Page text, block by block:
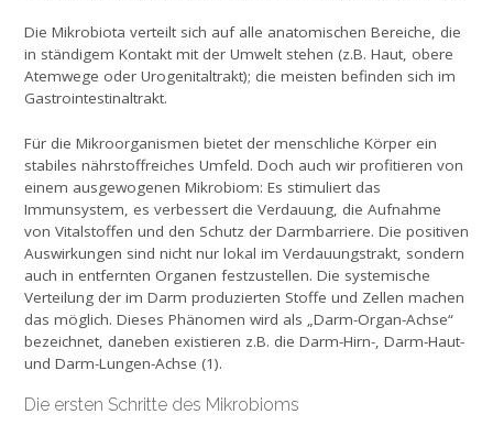
Die Mikrobiota verteilt sich auf alle anatomischen Bereiche, die
in ständigem Kontakt mit der Umwelt stehen (z.B. Haut, obere
Atemwege oder Urogenitaltrakt); die meisten befinden sich im
Gastrointestinaltrakt.
Für die Mikroorganismen bietet der menschliche Körper ein
stabiles nährstoffreiches Umfeld. Doch auch wir profitieren von
einem ausgewogenen Mikrobiom: Es stimuliert das
Immunsystem, es verbessert die Verdauung, die Aufnahme
von Vitalstoffen und den Schutz der Darmbarriere. Die positiven
Auswirkungen sind nicht nur lokal im Verdauungstrakt, sondern
auch in entfernten Organen festzustellen. Die systemische
Verteilung der im Darm produzierten Stoffe und Zellen machen
das möglich. Dieses Phänomen wird als „Darm-Organ-Achse“
bezeichnet, daneben existieren z.B. die Darm-Hirn-, Darm-Haut-
und Darm-Lungen-Achse (1).
Die ersten Schritte des Mikrobioms